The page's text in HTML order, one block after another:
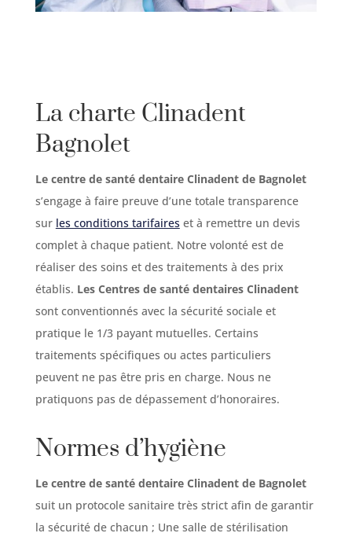
La charte Clinadent
Bagnolet
Le centre de santé dentaire Clinadent de Bagnolet
s’engage à faire preuve d’une totale transparence
sur les conditions tarifaireset à remettre un devis
complet à chaque patient. Notre volonté est de
réaliser des soins et des traitements à des prix
établis. Les Centres de santé dentaires Clinadent
sont conventionnés avec la sécurité sociale et
pratique le 1/3 payant mutuelles. Certains
traitements spécifiques ou actes particuliers
peuvent ne pas être pris en charge. Nous ne
pratiquons pas de dépassement d’honoraires.
Normes d’hygiène
Le centre de santé dentaire Clinadent de Bagnolet
suit un protocole sanitaire très strict afin de garantir
la sécurité de chacun ; Une salle de stérilisation